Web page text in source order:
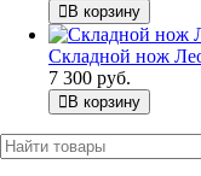
В корзину
Складной нож
7 300 руб.
В корзину